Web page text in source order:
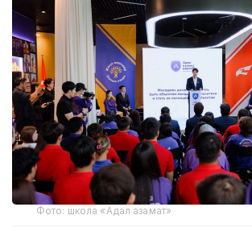
Фото: школа «Адал азамат»